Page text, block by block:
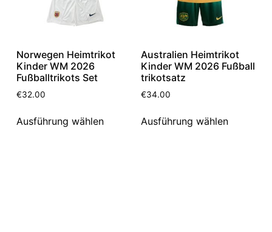
Norwegen Heimtrikot
Kinder WM 2026
Fußballtrikots Set
€32.00
Ausführung wählen
Australien Heimtrikot
Kinder WM 2026 Fußball
trikotsatz
€34.00
Ausführung wählen